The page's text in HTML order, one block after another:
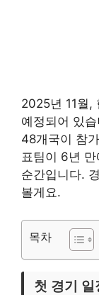
2025년 11월,
예정되어 있
48개국이 참
표팀이 6년
순간입니다.
볼게요.
목차
첫 경기 일